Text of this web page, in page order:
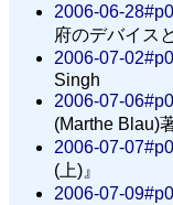
2006-06-
府のデバイス
2006-07-
Singh
2006-07-
(Marthe Blau)
2006-07-
(上)』
2006-07-